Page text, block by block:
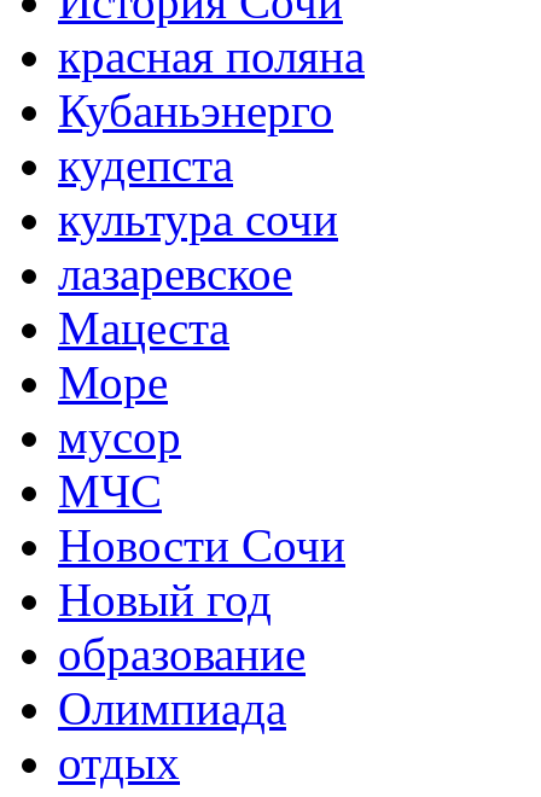
красная поляна
Кубаньэнерго
кудепста
культура сочи
лазаревское
Мацеста
Море
мусор
МЧС
Новости Сочи
Новый год
образование
Олимпиада
отдых